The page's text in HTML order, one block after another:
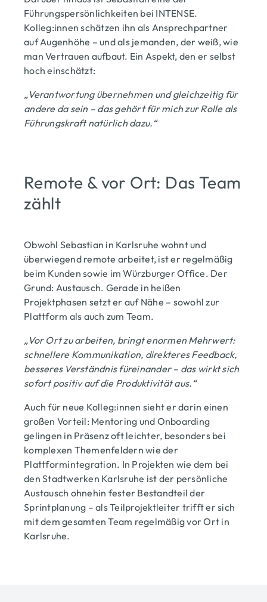
Führungspersönlichkeiten bei INTENSE.
Kolleg:innen schätzen ihn als Ansprechpartner
auf Augenhöhe – und als jemanden, der weiß, wie
man Vertrauen aufbaut. Ein Aspekt, den er selbst
hoch einschätzt:
„Verantwortung übernehmen und gleichzeitig für
andere da sein – das gehört für mich zur Rolle als
Führungskraft natürlich dazu.“
Remote & vor Ort: Das Team
zählt
Obwohl Sebastian in Karlsruhe wohnt und
überwiegend remote arbeitet, ist er regelmäßig
beim Kunden sowie im Würzburger Office. Der
Grund: Austausch. Gerade in heißen
Projektphasen setzt er auf Nähe – sowohl zur
Plattform als auch zum Team.
„Vor Ort zu arbeiten, bringt enormen Mehrwert:
schnellere Kommunikation, direkteres Feedback,
besseres Verständnis füreinander – das wirkt sich
sofort positiv auf die Produktivität aus.“
Auch für neue Kolleg:innen sieht er darin einen
großen Vorteil: Mentoring und Onboarding
gelingen in Präsenz oft leichter, besonders bei
komplexen Themenfeldern wie der
Plattformintegration. In Projekten wie dem bei
den Stadtwerken Karlsruhe ist der persönliche
Austausch ohnehin fester Bestandteil der
Sprintplanung – als Teilprojektleiter trifft er sich
mit dem gesamten Team regelmäßig vor Ort in
Karlsruhe.